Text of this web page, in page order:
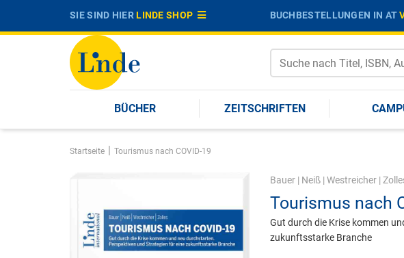
SIE SIND HIERLINDE SHOP BUCHBESTELLUNGEN IN AT
BÜCHER ZEITSCHRIFTEN
Startseite | Tourismus nach COVID-19
Bauer| Neiß| Westreicher|
Tourismus nach
Gut durch die Krise kommen
zukunftsstarke Branche